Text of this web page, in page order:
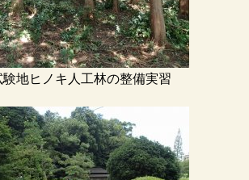
験地ヒノキ人工林の整備実習